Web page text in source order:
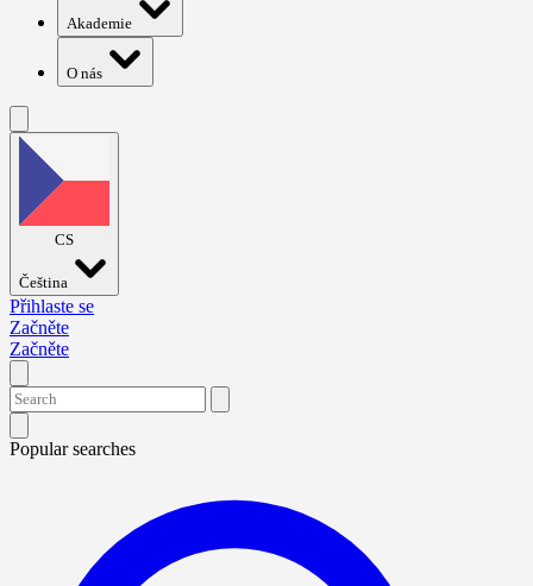
Akademie
O nás
CS
Čeština
Přihlaste se
Začněte
Začněte
Popular searches